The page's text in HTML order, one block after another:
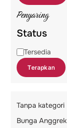
Penyaring
Status
Status
Tersedia
Terapkan
Tanpa kategori
Bunga Anggrek